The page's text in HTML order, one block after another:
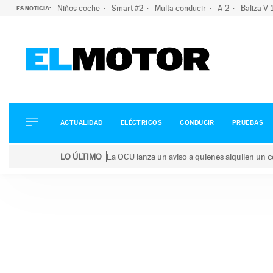
ES NOTICIA: Niños coche Smart #2 Multa conducir A-2 Baliza V-
ELÉCTRICOS
CONDUCIR
ACTUALIDAD ELÉCTRICOS CONDUCIR PRUEBAS
LO ÚLTIMO La OCU lanza un aviso a quienes alquilen